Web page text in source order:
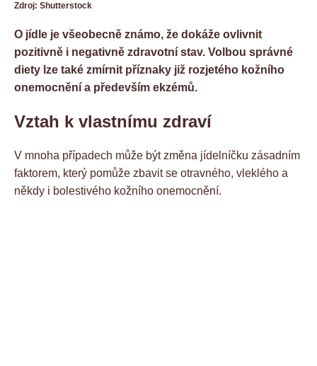
Zdroj: Shutterstock
O jídle je všeobecně známo, že dokáže ovlivnit
pozitivně i negativně zdravotní stav. Volbou správné
diety lze také zmírnit příznaky již rozjetého kožního
onemocnění a především ekzémů.
Vztah k vlastnímu zdraví
V mnoha případech může být změna jídelníčku zásadním
faktorem, který pomůže zbavit se otravného, vleklého a
někdy i bolestivého kožního onemocnění.